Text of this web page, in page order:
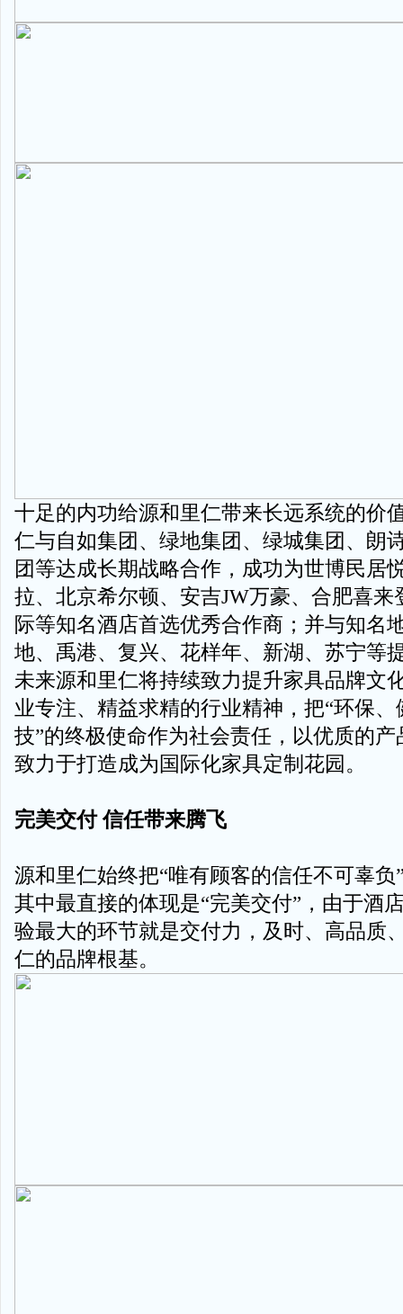
十足的内功给源和里仁带来长远系统的价
仁与自如集团、绿地集团、绿城集团、朗
团等达成长期战略合作，成功为世博民居
拉、北京希尔顿、安吉JW万豪、合肥喜
际等知名酒店首选优秀合作商；并与知名
地、禹港、复兴、花样年、新湖、苏宁等
未来源和里仁将持续致力提升家具品牌文
业专注、精益求精的行业精神，把“环保
技”的终极使命作为社会责任，以优质的
致力于打造成为国际化家具定制花园。
完美交付 信任带来腾飞
源和里仁始终把“唯有顾客的信任不可辜
其中最直接的体现是“完美交付”，由于酒
验最大的环节就是交付力，及时、高品质
仁的品牌根基。